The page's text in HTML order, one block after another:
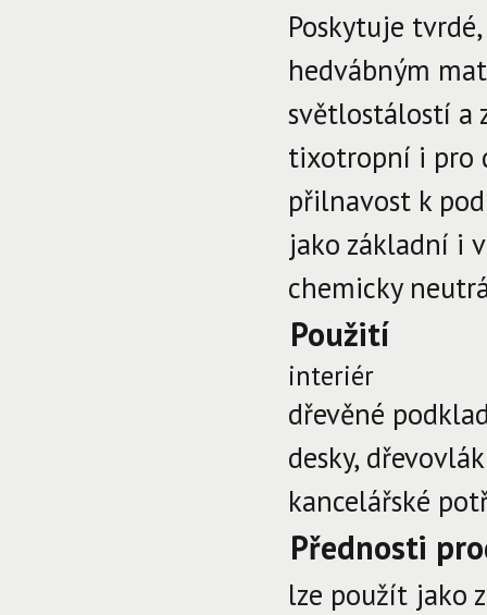
Poskytuje
hedvábným
světlostálostí a
tixotropní i pro
přilnavost k
jako základní i
chemicky
Použití
interiér
dřevěné
desky,
kancelářské
Přednosti
lze použít jako